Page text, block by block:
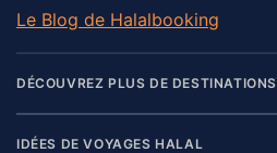
Le Blog de Halalbooking
DÉCOUVREZ PLUS DE DESTINATIONS
IDÉES DE VOYAGES HALAL